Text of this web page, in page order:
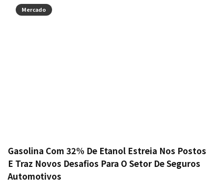
Mercado
Gasolina Com 32% De Etanol Estreia Nos Postos
E Traz Novos Desafios Para O Setor De Seguros
Automotivos